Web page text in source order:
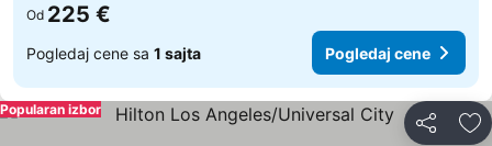
Od 225 €
Pogledaj cene sa 1 sajta Pogledaj cene
Deli
Popularan izbor